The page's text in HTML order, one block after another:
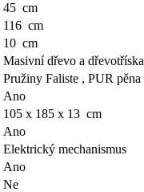
45 cm
116 cm
10 cm
Masivní dřevo a dřevotříska
Pružiny Faliste , PUR pěna
Ano
105 x 185 x 13 cm
Ano
Elektrický mechanismus
Ano
Ne